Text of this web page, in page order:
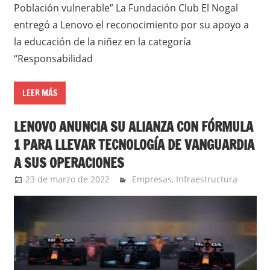
Población vulnerable” La Fundación Club El Nogal
entregó a Lenovo el reconocimiento por su apoyo a
la educación de la niñez en la categoría
“Responsabilidad
LEER MÁS
LENOVO ANUNCIA SU ALIANZA CON FÓRMULA
1 PARA LLEVAR TECNOLOGÍA DE VANGUARDIA
A SUS OPERACIONES
23 de marzo de 2022 Ernesto Herrera
Empresas, Infraestructura